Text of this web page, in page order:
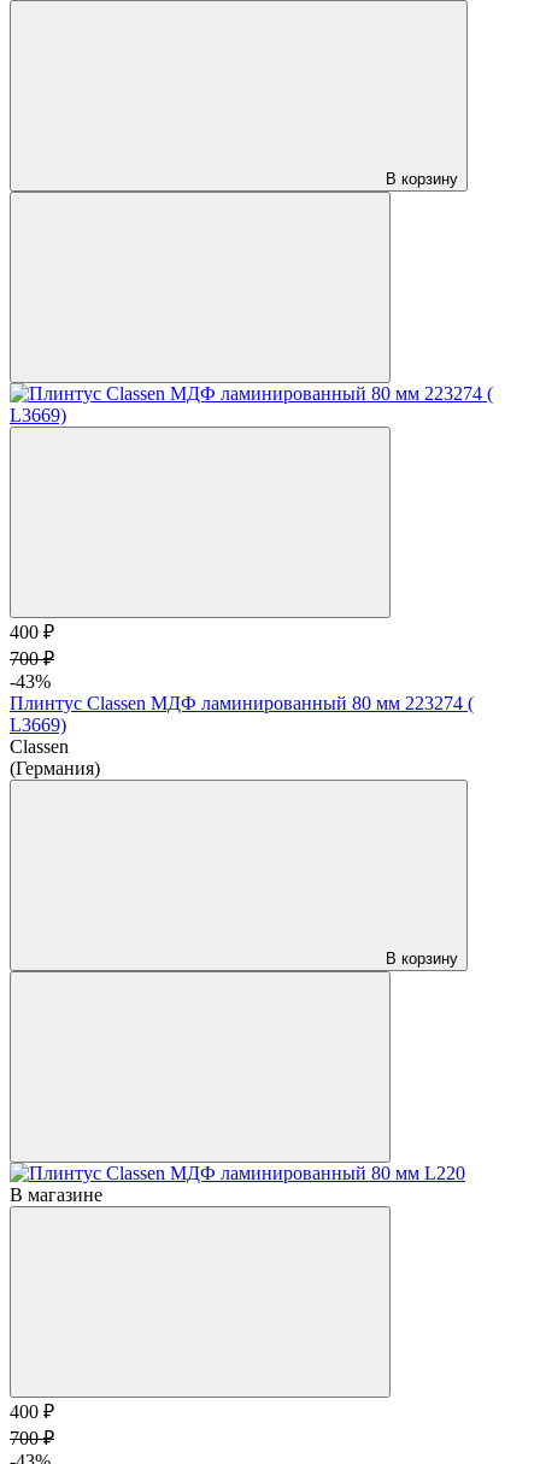
В корзину
400 ₽
700 ₽
-43%
Плинтус Classen МДФ ламинированный 80 мм 223274 (
L3669)
Classen
(Германия)
В корзину
В магазине
400 ₽
700 ₽